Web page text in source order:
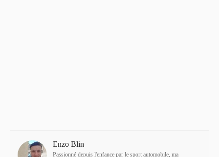
Enzo Blin
Passionné depuis l'enfance par le sport automobile, ma